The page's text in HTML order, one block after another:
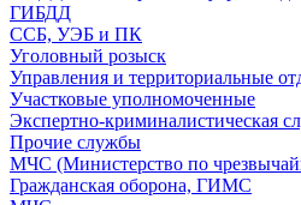
ГИБДД
ССБ, УЭБ и ПК
Уголовный розыск
Управления и территориальные
Участковые уполномоченные
Экспертно-криминалистическая
Прочие службы
МЧС (Министерство по
Гражданская оборона, ГИМС